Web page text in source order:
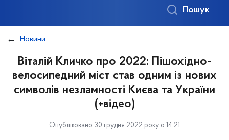
Пошук
Новини
Віталій Кличко про 2022: Пішохідно-
велосипедний міст став одним із нових
символів незламності Києва та України
(+відео)
Опубліковано 30 грудня 2022 року о 14:21